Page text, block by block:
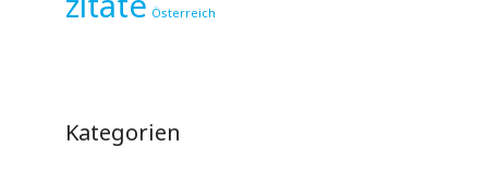
Österreich
Kategorien